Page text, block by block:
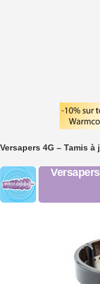
Versapers 4G – Tamis à